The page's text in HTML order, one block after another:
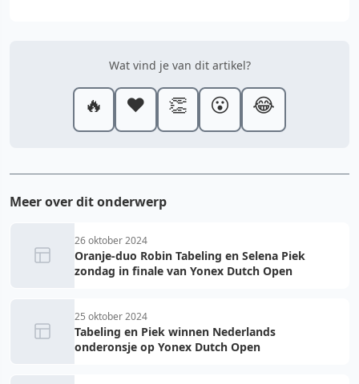
Wat vind je van dit artikel?
🔥 ❤️ 👏 😮 😂
Meer over dit onderwerp
26 oktober 2024
Oranje-duo Robin Tabeling en Selena Piek
zondag in finale van Yonex Dutch Open
25 oktober 2024
Tabeling en Piek winnen Nederlands
onderonsje op Yonex Dutch Open